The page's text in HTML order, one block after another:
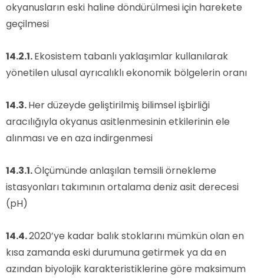
okyanusların eski haline döndürülmesi için harekete
geçilmesi
14.2.1.Ekosistem tabanlı yaklaşımlar kullanılarak
yönetilen ulusal ayrıcalıklı ekonomik bölgelerin oranı
14.3.Her düzeyde geliştirilmiş bilimsel işbirliği
aracılığıyla okyanus asitlenmesinin etkilerinin ele
alınması ve en aza indirgenmesi
14.3.1.Ölçümünde anlaşılan temsili örnekleme
istasyonları takımının ortalama deniz asit derecesi
(pH)
14.4.2020’ye kadar balık stoklarını mümkün olan en
kısa zamanda eski durumuna getirmek ya da en
azından biyolojik karakteristiklerine göre maksimum